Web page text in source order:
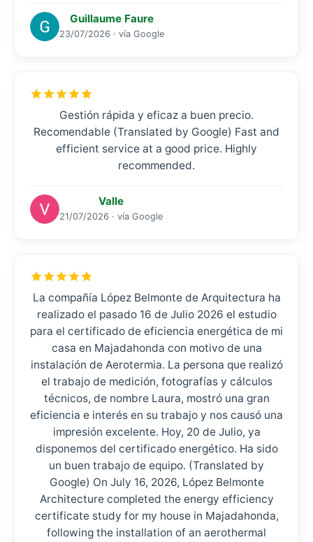
Guillaume Faure
23/07/2026 · vía Google
Gestión rápida y eficaz a buen precio.
Recomendable (Translated by Google) Fast and
efficient service at a good price. Highly
recommended.
Valle
21/07/2026 · vía Google
La compañía López Belmonte de Arquitectura ha
realizado el pasado 16 de Julio 2026 el estudio
para el certificado de eficiencia energética de mi
casa en Majadahonda con motivo de una
instalación de Aerotermia. La persona que realizó
el trabajo de medición, fotografías y cálculos
técnicos, de nombre Laura, mostró una gran
eficiencia e interés en su trabajo y nos causó una
impresión excelente. Hoy, 20 de Julio, ya
disponemos del certificado energético. Ha sido
un buen trabajo de equipo. (Translated by
Google) On July 16, 2026, López Belmonte
Architecture completed the energy efficiency
certificate study for my house in Majadahonda,
following the installation of an aerothermal